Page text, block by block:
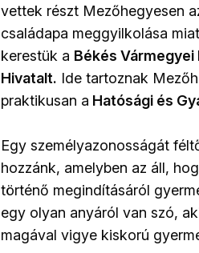
vettek részt Mezőhegyesen
családapa meggyilkolása
kerestük a Békés Vármegyei
Hivatalt. Ide tartoznak
praktikusan a Hatósági és
Egy személyazonosságát
hozzánk, amelyben az áll,
történő megindításáról
egy olyan anyáról van szó,
magával vigye kiskorú